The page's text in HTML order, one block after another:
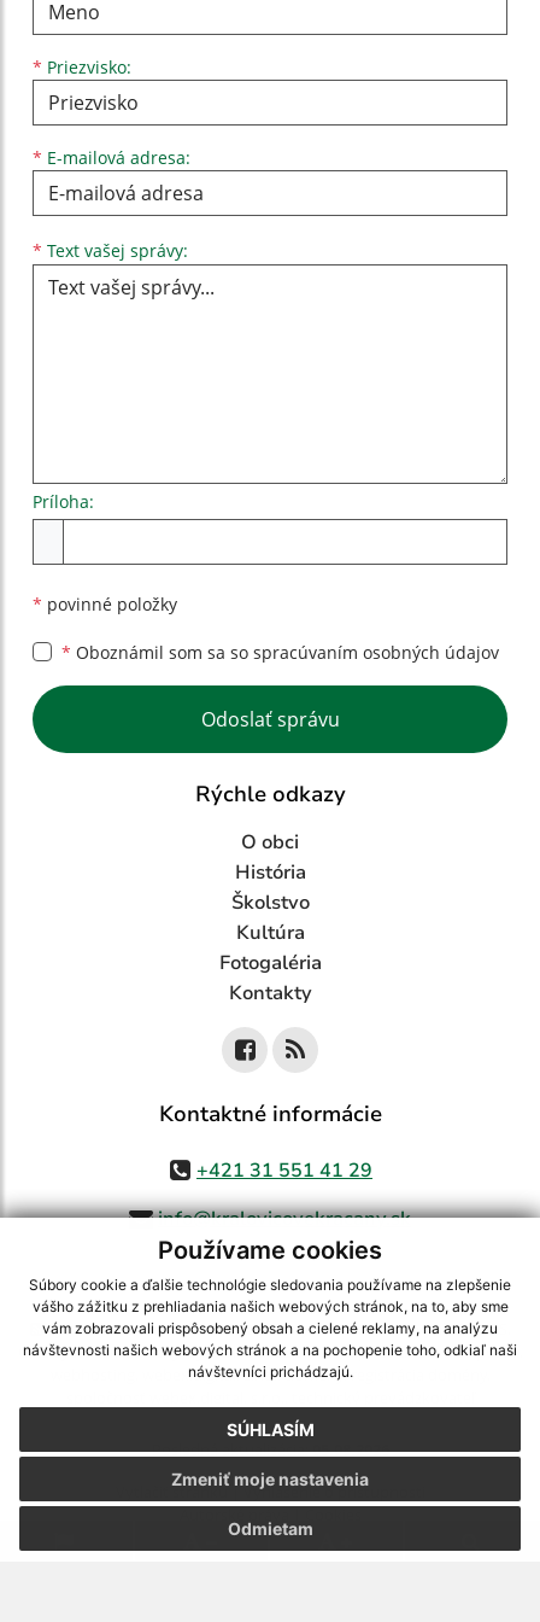
Používame cookies
Súbory cookie a ďalšie technológie sledovania používame na zlepšenie
vášho zážitku z prehliadania našich webových stránok, na to, aby sme
vám zobrazovali prispôsobený obsah a cielené reklamy, na analýzu
návštevnosti našich webových stránok a na pochopenie toho, odkiaľ naši
návštevníci prichádzajú.
SÚHLASÍM
Odmietam
Zmeniť moje nastavenia
* Priezvisko:
* E-mailová adresa:
* Text vašej správy:
Príloha:
* povinné položky
* Oboznámil som sa so spracúvaním osobných údajov
Google reCaptcha Response
Odoslať správu
Rýchle odkazy
O obci
História
Školstvo
Kultúra
Fotogaléria
Kontakty
Kontaktné informácie
+421 31 551 41 29
info@kralovicovekracany.sk
využite možnosť získavania aktuálnych informácií s využitím RSS
CMS systém (redakčný) systém ECHELON 2,Mapa stránok,web portál
webex.digital, s.r.o.,domény,registrácia domény
Posledná aktualizácia:05.08.2026
Vytlačiť stránku|Vyhlásenie o prístupnosti